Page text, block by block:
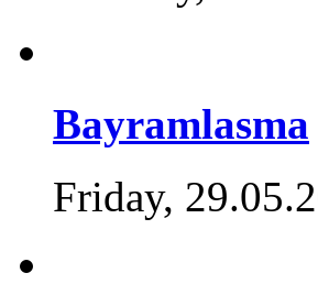
Bayramlasma
Friday,